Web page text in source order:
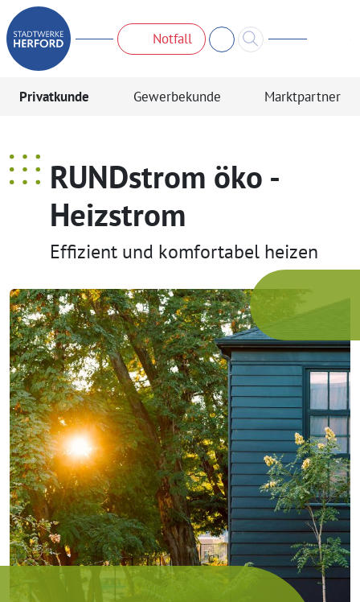
Notfall
Privatkunde Gewerbekunde Marktpartner
RUNDstrom öko -
Heizstrom
Effizient und komfortabel heizen